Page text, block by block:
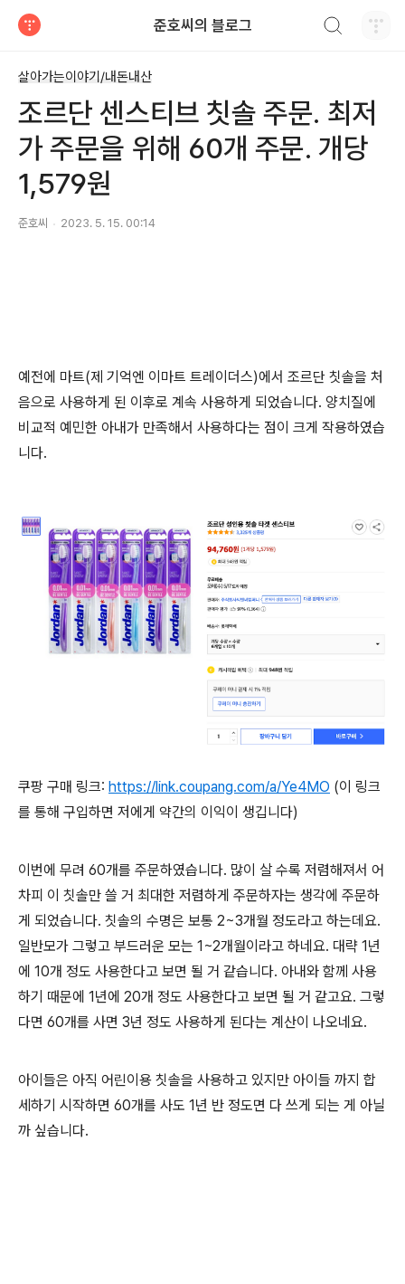
준호씨의 블로그
살아가는이야기/내돈내산
조르단 센스티브 칫솔 주문. 최저
가 주문을 위해 60개 주문. 개당
1,579원
준호씨 2023. 5. 15. 00:14
예전에 마트(제 기억엔 이마트 트레이더스)에서 조르단 칫솔을 처
음으로 사용하게 된 이후로 계속 사용하게 되었습니다. 양치질에
비교적 예민한 아내가 만족해서 사용하다는 점이 크게 작용하였습
니다.
쿠팡 구매 링크: https://link.coupang.com/a/Ye4MO (이 링크
를 통해 구입하면 저에게 약간의 이익이 생깁니다)
이번에 무려 60개를 주문하였습니다. 많이 살 수록 저렴해져서 어
차피 이 칫솔만 쓸 거 최대한 저렴하게 주문하자는 생각에 주문하
게 되었습니다. 칫솔의 수명은 보통 2~3개월 정도라고 하는데요.
일반모가 그렇고 부드러운 모는 1~2개월이라고 하네요. 대략 1년
에 10개 정도 사용한다고 보면 될 거 같습니다. 아내와 함께 사용
하기 때문에 1년에 20개 정도 사용한다고 보면 될 거 같고요. 그렇
다면 60개를 사면 3년 정도 사용하게 된다는 계산이 나오네요.
아이들은 아직 어린이용 칫솔을 사용하고 있지만 아이들 까지 합
세하기 시작하면 60개를 사도 1년 반 정도면 다 쓰게 되는 게 아닐
까 싶습니다.